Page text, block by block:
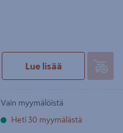
Lue lisää
Vain myymälöistä
Heti 30 myymälästä